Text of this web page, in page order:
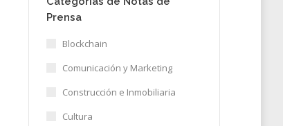
Prensa
Blockchain
Comunicación y Marketing
Construcción e Inmobiliaria
Cultura